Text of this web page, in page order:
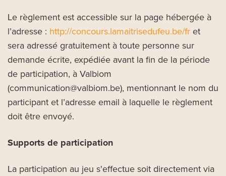
Le règlement est accessible sur la page hébergée à
l’adresse : http://concours.lamaitrisedufeu.be/fr et
sera adressé gratuitement à toute personne sur
demande écrite, expédiée avant la fin de la période
de participation, à Valbiom
(communication@valbiom.be), mentionnant le nom du
participant et l’adresse email à laquelle le règlement
doit être envoyé.
Supports de participation
La participation au jeu s'effectue soit directement via